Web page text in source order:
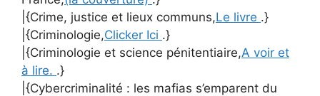
|{Crime, justice et lieux communs,Le livre .}
|{Criminologie,Clicker Ici .}
|{Criminologie et science pénitentiaire,A voir et
à lire. .}
|{Cybercriminalité : les mafias s’emparent du